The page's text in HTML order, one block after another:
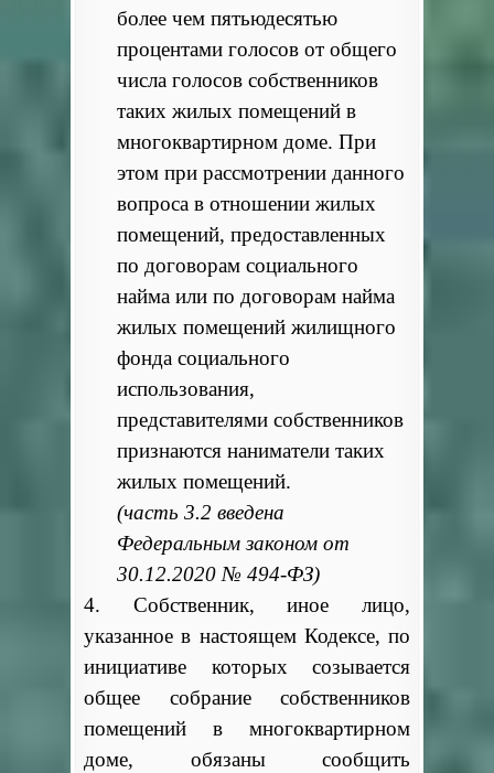
более чем пятьюдесятью
процентами голосов от общего
числа голосов собственников
таких жилых помещений в
многоквартирном доме. При
этом при рассмотрении данного
вопроса в отношении жилых
помещений, предоставленных
по договорам социального
найма или по договорам найма
жилых помещений жилищного
фонда социального
использования,
представителями собственников
признаются наниматели таких
жилых помещений.
(часть 3.2 введена
Федеральным законом от
30.12.2020 № 494-ФЗ)
4. Собственник, иное лицо,
указанное в настоящем Кодексе, по
инициативе которых созывается
общее собрание собственников
помещений в многоквартирном
доме, обязаны сообщить